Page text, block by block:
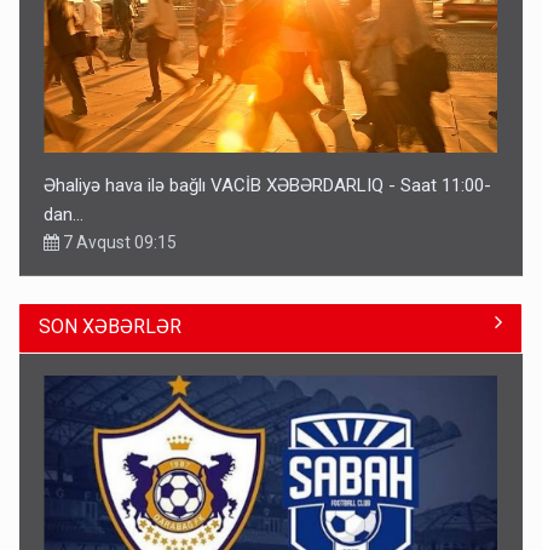
Əhaliyə hava ilə bağlı VACİB XƏBƏRDARLIQ - Saat 11:00-
dan…
7 Avqust 09:15
SON XƏBƏRLƏR